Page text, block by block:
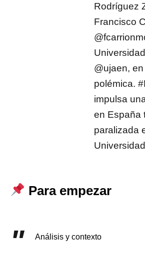
Rodríguez
Francisco
@ujaen,
polémica.
impulsa
en España
paralizada
Para empezar
Análisis y contexto